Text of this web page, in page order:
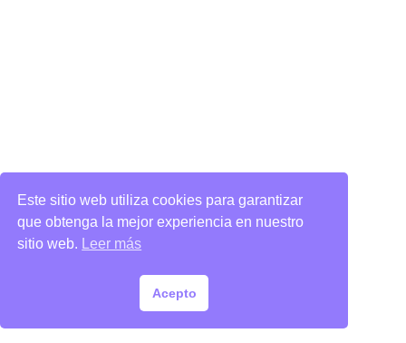
Este sitio web utiliza cookies para garantizar
que obtenga la mejor experiencia en nuestro
sitio web.
Leer más
Acepto